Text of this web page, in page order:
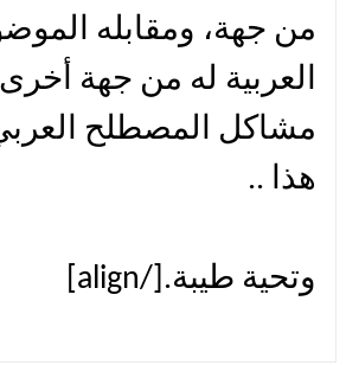
من جهة، ومقابله
العربية له من جهة
مشاكل المصطلح
هذا ..
وتحية طيبة.[/align]